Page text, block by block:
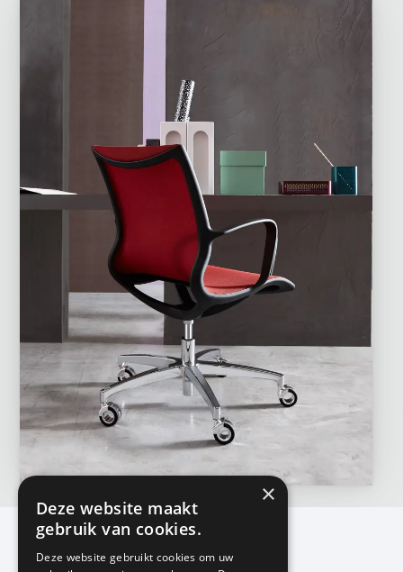
×
Deze website maakt
gebruik van cookies.
Deze website gebruikt cookies om uw